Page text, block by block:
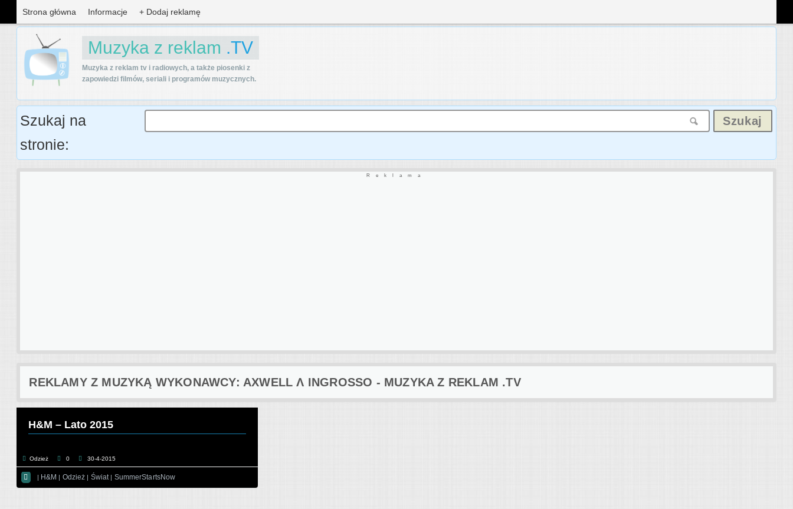
Strona główna Informacje + Dodaj reklamę
Muzyka z reklam .TV
Muzyka z reklam tv i radiowych, a także piosenki z
zapowiedzi filmów, seriali i programów muzycznych.
Szukaj na
stronie:
Reklama
REKLAMY Z MUZYKĄ WYKONAWCY: AXWELL Λ INGROSSO - MUZYKA Z REKLAM .TV
H&M – Lato 2015
Odzież 0 30-4-2015
 | H&M | Odzież | Świat | SummerStartsNow